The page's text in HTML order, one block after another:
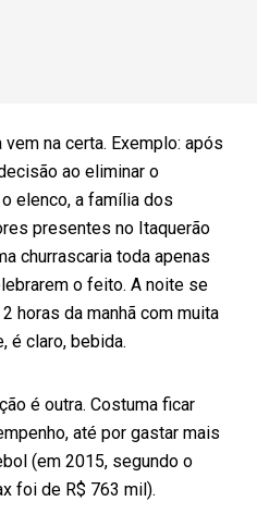
na certa. Exemplo: após
ao eliminar o
elenco, a família dos
presentes no Itaquerão
churrascaria toda apenas
o feito. A noite se
horas da manhã com muita
é claro, bebida.
é outra. Costuma ficar
até por gastar mais
(em 2015, segundo o
foi de R$ 763 mil).